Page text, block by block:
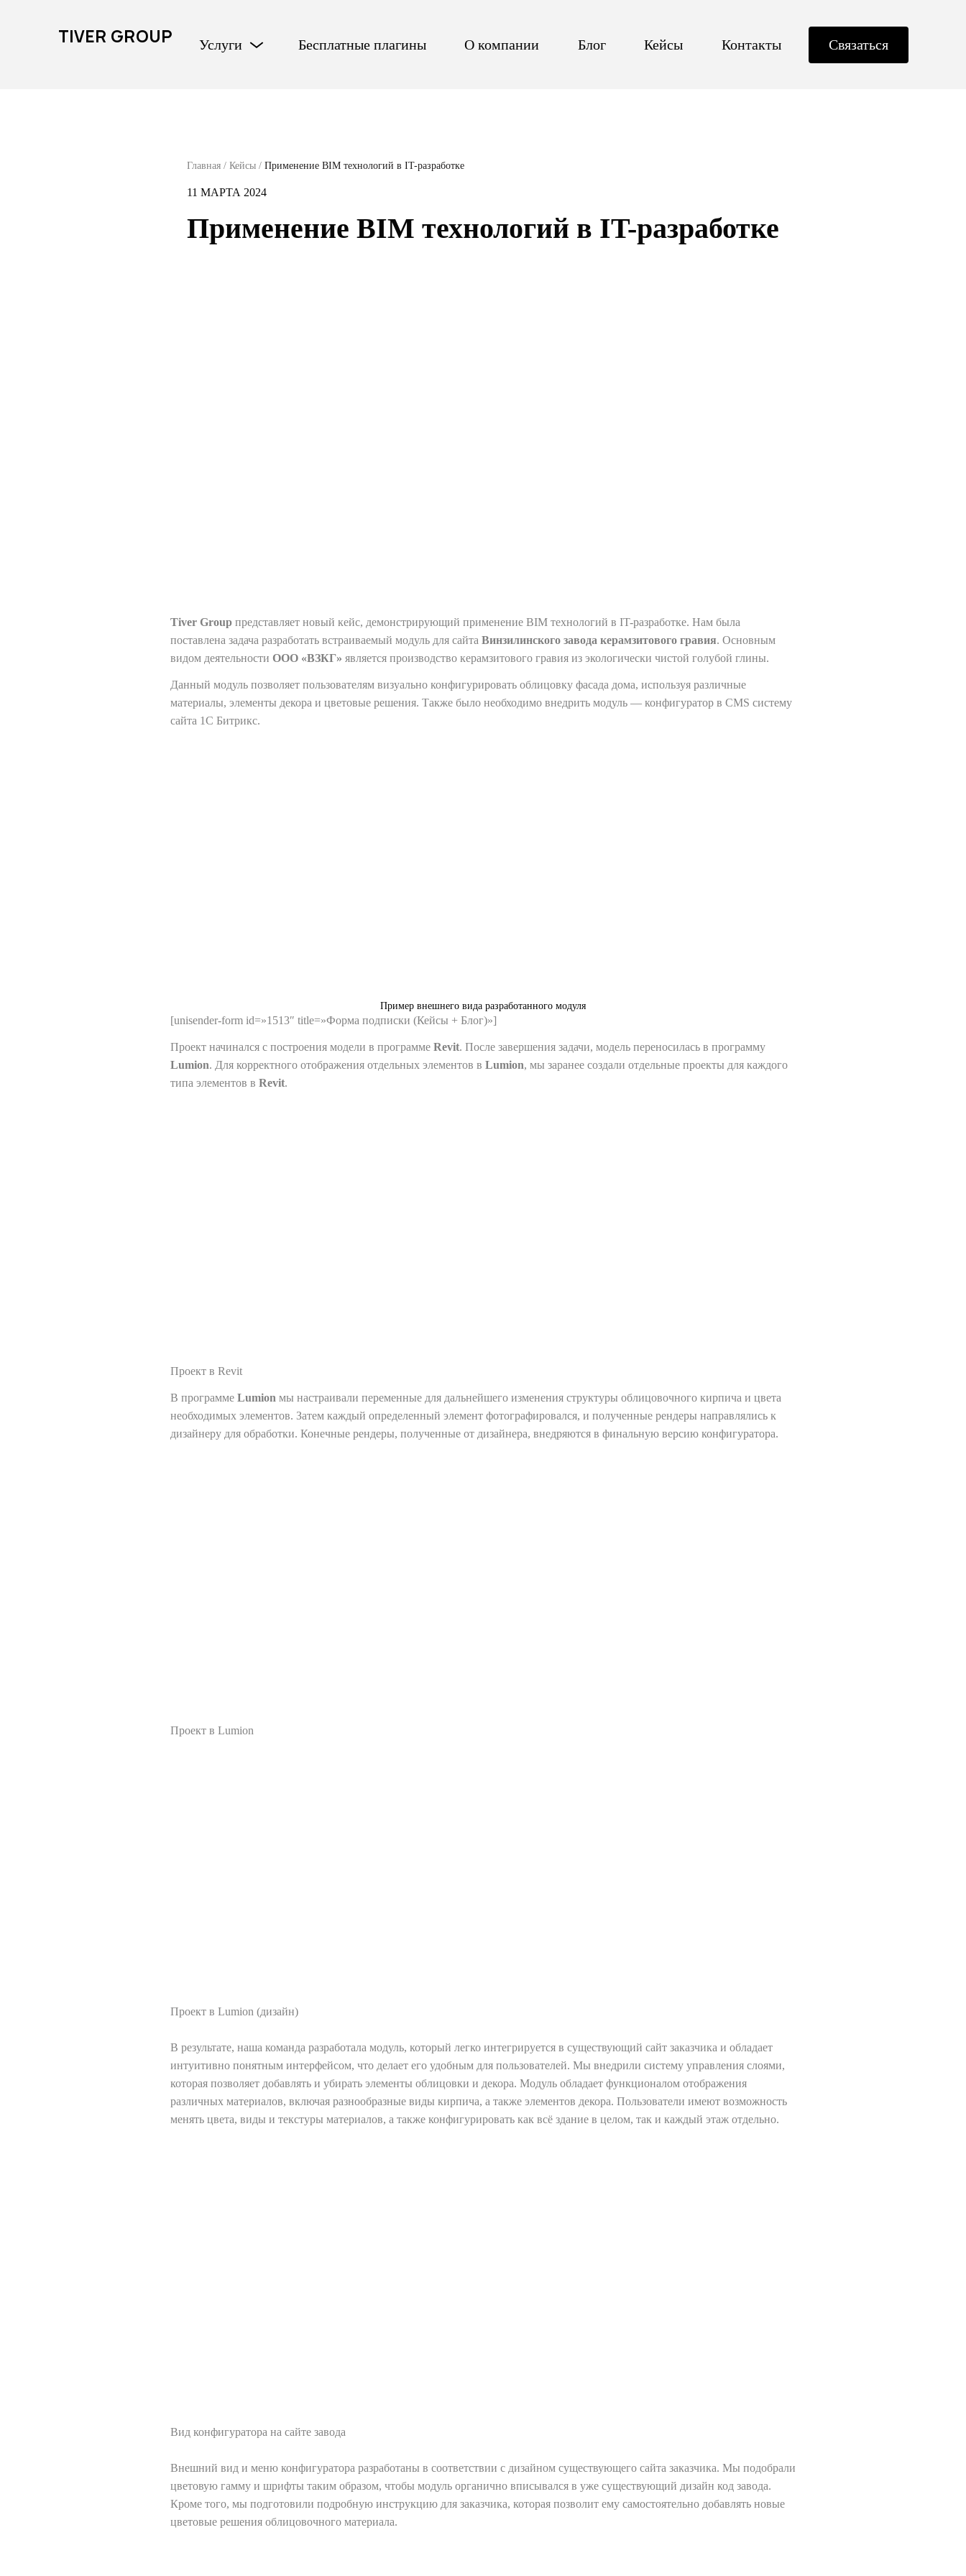
TIVER GROUP Услуги Бесплатные плагины О компании Блог Кейсы Контакты Связаться
Главная / Кейсы / Применение BIM технологий в IT-разработке
11 МАРТА 2024
Применение BIM технологий в IT-разработке
Tiver Group представляет новый кейс, демонстрирующий применение BIM технологий в IT-разработке. Нам была
поставлена задача разработать встраиваемый модуль для сайта Винзилинского завода керамзитового гравия. Основным
видом деятельности ООО «ВЗКГ» является производство керамзитового гравия из экологически чистой голубой глины.
Данный модуль позволяет пользователям визуально конфигурировать облицовку фасада дома, используя различные
материалы, элементы декора и цветовые решения. Также было необходимо внедрить модуль — конфигуратор в CMS систему
сайта 1С Битрикс.
Пример внешнего вида разработанного модуля
[unisender-form id=»1513″ title=»Форма подписки (Кейсы + Блог)»]
Проект начинался с построения модели в программе Revit. После завершения задачи, модель переносилась в программу
Lumion. Для корректного отображения отдельных элементов в Lumion, мы заранее создали отдельные проекты для каждого
типа элементов в Revit.
Проект в Revit
В программе Lumion мы настраивали переменные для дальнейшего изменения структуры облицовочного кирпича и цвета
необходимых элементов. Затем каждый определенный элемент фотографировался, и полученные рендеры направлялись к
дизайнеру для обработки. Конечные рендеры, полученные от дизайнера, внедряются в финальную версию конфигуратора.
Проект в Lumion
Проект в Lumion (дизайн)
В результате, наша команда разработала модуль, который легко интегрируется в существующий сайт заказчика и обладает
интуитивно понятным интерфейсом, что делает его удобным для пользователей. Мы внедрили систему управления слоями,
которая позволяет добавлять и убирать элементы облицовки и декора. Модуль обладает функционалом отображения
различных материалов, включая разнообразные виды кирпича, а также элементов декора. Пользователи имеют возможность
менять цвета, виды и текстуры материалов, а также конфигурировать как всё здание в целом, так и каждый этаж отдельно.
Вид конфигуратора на сайте завода
Внешний вид и меню конфигуратора разработаны в соответствии с дизайном существующего сайта заказчика. Мы подобрали
цветовую гамму и шрифты таким образом, чтобы модуль органично вписывался в уже существующий дизайн код завода.
Кроме того, мы подготовили подробную инструкцию для заказчика, которая позволит ему самостоятельно добавлять новые
цветовые решения облицовочного материала.